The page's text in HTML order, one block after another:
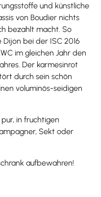
und künstliche
von Boudier nichts
bezahlt macht. So
bei der ISC 2016
im gleichen Jahr den
Der karmesinrot
durch sein schön
voluminös-seidigen
pur, in fruchtigen
Sekt oder
aufbewahren!